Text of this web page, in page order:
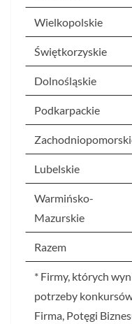
Wielkopolskie
Świętkorzyskie
Dolnośląskie
Podkarpackie
Lubelskie
Warmińsko-
Mazurskie
Razem
* Firmy, których
potrzeby
Firma, Potęgi